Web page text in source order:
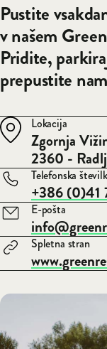
Pustite
v našem
Pridite,
prepustite
Lokacija
Zgornja
2360 -
Telefonska
+386 (0)41
E-pošta
Spletna stran